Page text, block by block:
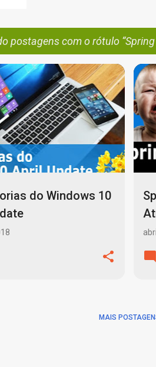
postagens com o rótulo
do Windows 10
HDD OU SSD
MAIS